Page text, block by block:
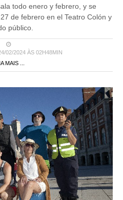
todo enero y febrero, y se
de febrero en el Teatro Colón y
público.
02/2024 ÀS 02H48MIN
MAIS ...